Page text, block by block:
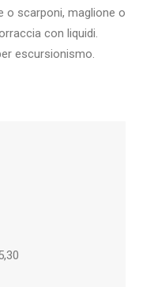
o scarponi, maglione o
con liquidi.
escursionismo.